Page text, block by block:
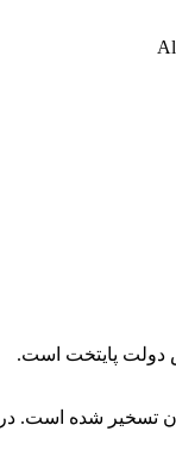
پایتخت است.
تسخیر شده است.